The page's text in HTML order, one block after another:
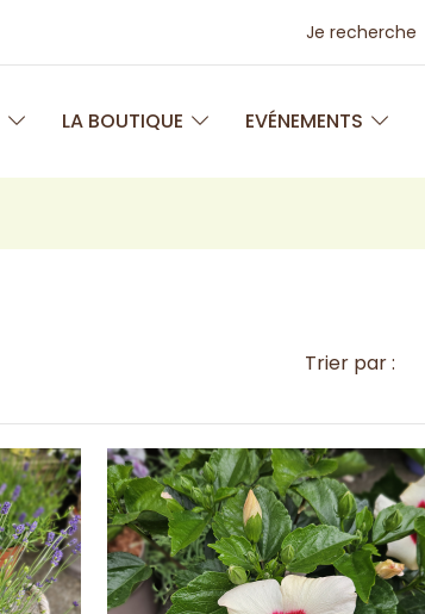
Je recherche
LA BOUTIQUE EVÉNEMENTS
Trier par :